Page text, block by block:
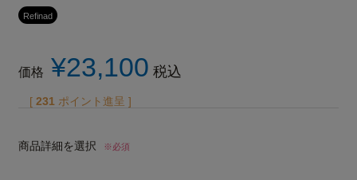
Refinad
価格 ¥23,100 税込
[ 231 ポイント進呈 ]
商品詳細を選択 ※必須